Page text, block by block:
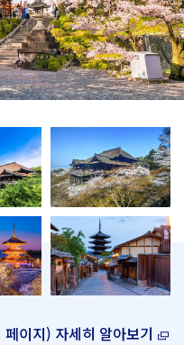
페이지) 자세히 알아보기